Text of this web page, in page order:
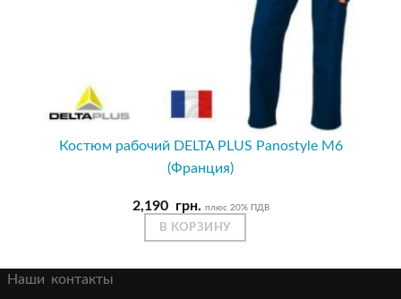
Костюм рабочий DELTA PLUS Panostyle M6
(Франция)
2,190 грн. плюс 20% ПДВ
В КОРЗИНУ
Наши контакты